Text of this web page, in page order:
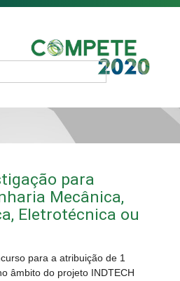
para
Mecânica,
Eletrotécnica ou
para a atribuição de 1
âmbito do projeto INDTECH